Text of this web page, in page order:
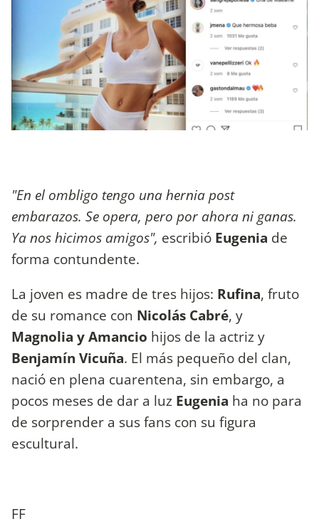
"En el ombligo tengo una hernia post
embarazos. Se opera, pero por ahora ni ganas.
Ya nos hicimos amigos", escribió Eugenia de
forma contundente.
La joven es madre de tres hijos: Rufina, fruto
de su romance con Nicolás Cabré, y
Magnolia y Amancio hijos de la actriz y
Benjamín Vicuña. El más pequeño del clan,
nació en plena cuarentena, sin embargo, a
pocos meses de dar a luz Eugenia ha no para
de sorprender a sus fans con su figura
escultural.
FF